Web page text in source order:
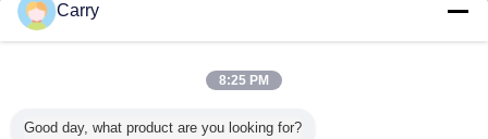
PlusLe RVB a mené l'écran
Carry
8:25 PM
Good day, what product are you looking for?